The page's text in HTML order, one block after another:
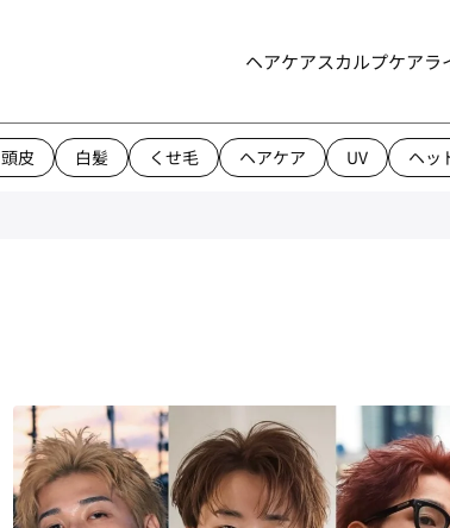
ヘアケアスカルプケアラ
頭皮 白髪 くせ毛 ヘアケア UV ヘッ